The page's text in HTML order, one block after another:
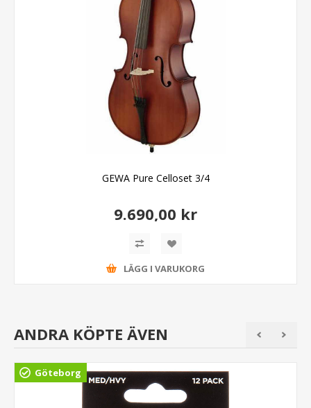
GEWA Pure Celloset 3/4
9.690,00 kr
LÄGG I VARUKORG
ANDRA KÖPTE ÄVEN
Göteborg